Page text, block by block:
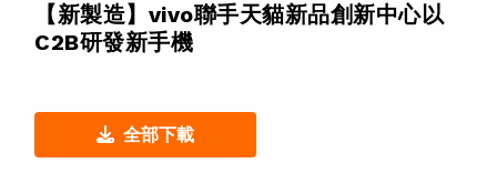
【新製造】vivo聯手天貓新品創新中心以
C2B研發新手機
全部下載